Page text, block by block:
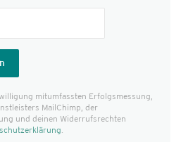
mitumfassten Erfolgs­messung,
MailChimp, der
und deinen Widerrufsrechten
.